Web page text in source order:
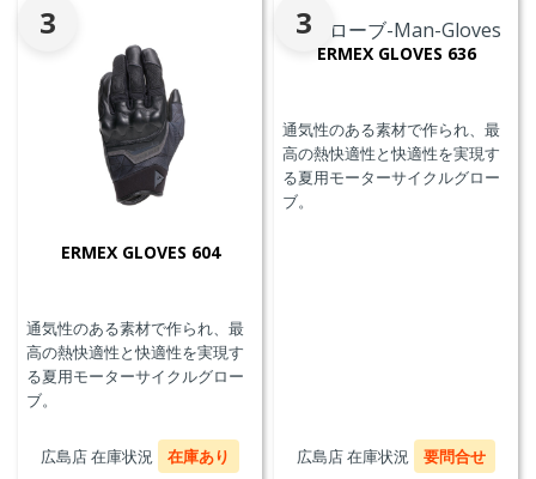
3
ERMEX GLOVES 604
通気性のある素材で作られ、最
高の熱快適性と快適性を実現す
る夏用モーターサイクルグロー
ブ。
広島店 在庫状況 在庫あり
3
ERMEX GLOVES 636
通気性のある素材で作られ、最
高の熱快適性と快適性を実現す
る夏用モーターサイクルグロー
ブ。
広島店 在庫状況 要問合せ